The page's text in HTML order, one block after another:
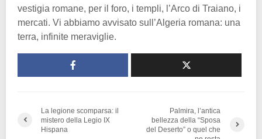
vestigia romane, per il foro, i templi, l’Arco di Traiano, i
mercati. Vi abbiamo avvisato sull’Algeria romana: una
terra, infinite meraviglie.
La legione scomparsa: il
mistero della Legio IX
Hispana
Palmira, l’antica
bellezza della “Sposa
del Deserto” o quel che